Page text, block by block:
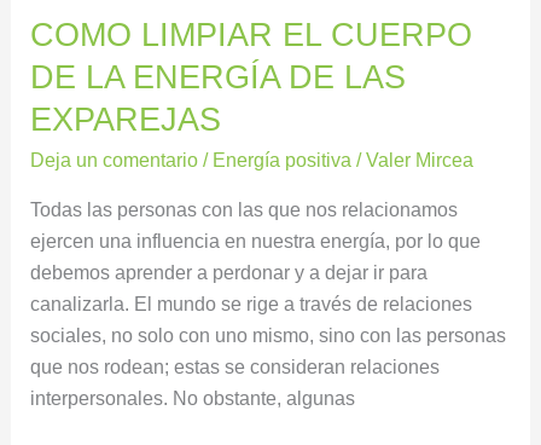
COMO LIMPIAR EL CUERPO
DE LA ENERGÍA DE LAS
EXPAREJAS
Deja un comentario / Energía positiva /Valer Mircea
Todas las personas con las que nos relacionamos
ejercen una influencia en nuestra energía, por lo que
debemos aprender a perdonar y a dejar ir para
canalizarla. El mundo se rige a través de relaciones
sociales, no solo con uno mismo, sino con las personas
que nos rodean; estas se consideran relaciones
interpersonales. No obstante, algunas